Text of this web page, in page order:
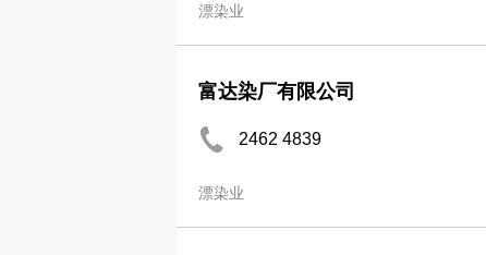
漂染业
富达染厂有限公司
2462 4839
漂染业